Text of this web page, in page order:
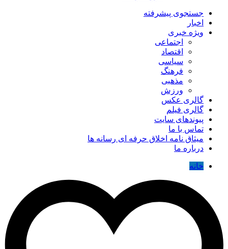
جستجوی پیشرفته
اخبار
ویژه خبری
اجتماعی
اقتصاد
سیاسی
فرهنگ
مذهبی
ورزش
گالری عکس
گالری فیلم
پیوندهای سایت
تماس با ما
میثاق نامه اخلاق حرفه ای رسانه ها
درباره ما
خانه